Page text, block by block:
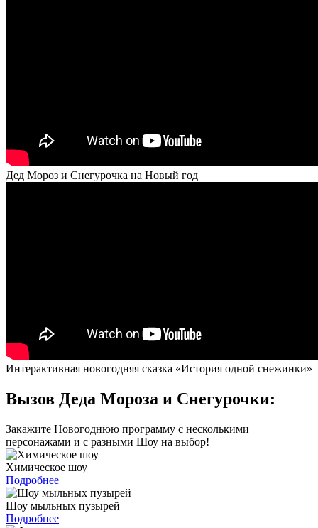
Дед Мороз и Снегурочка на Новый год
Интерактивная новогодняя сказка «История одной снежинки»
Вызов Деда Мороза и Снегурочки:
Закажите Новогоднюю программу с несколькими
персонажами и с разными Шоу на выбор!
Химическое шоу
Подробнее
Шоу мыльных пузырей
Подробнее